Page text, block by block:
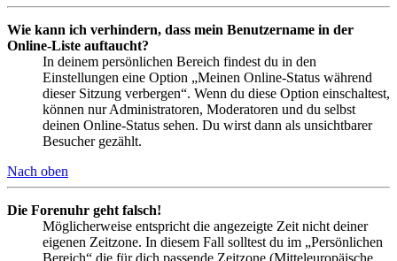
Wie kann ich verhindern, dass mein Benutzername in der
Online-Liste auftaucht?
In deinem persönlichen Bereich findest du in den
Einstellungen eine Option „Meinen Online-Status während
dieser Sitzung verbergen“. Wenn du diese Option einschaltest,
können nur Administratoren, Moderatoren und du selbst
deinen Online-Status sehen. Du wirst dann als unsichtbarer
Besucher gezählt.
Nach oben
Die Forenuhr geht falsch!
Möglicherweise entspricht die angezeigte Zeit nicht deiner
eigenen Zeitzone. In diesem Fall solltest du im „Persönlichen